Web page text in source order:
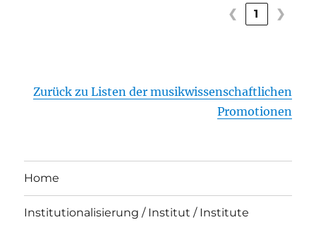
❮ 1 ❯
Zurück zu Listen der musikwissenschaftlichen
Promotionen
Home
Institutionalisierung / Institut / Institute